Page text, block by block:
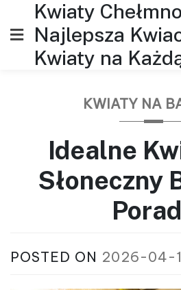
content
Kwiaty
Najlepsza
Kwiaty na
KWIATY NA
Idealne
Słoneczny
POSTED ON 2026-04-